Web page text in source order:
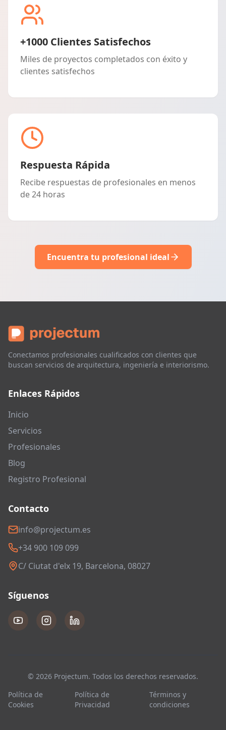
+1000 Clientes Satisfechos
Miles de proyectos completados con éxito y
clientes satisfechos
Respuesta Rápida
Recibe respuestas de profesionales en menos
de 24 horas
Encuentra tu profesional ideal
Conectamos profesionales cualificados con clientes que
buscan servicios de arquitectura, ingeniería e interiorismo.
Enlaces Rápidos
Inicio
Servicios
Profesionales
Blog
Registro Profesional
Contacto
info@projectum.es
+34 900 109 099
C/ Ciutat d'elx 19, Barcelona, 08027
Síguenos
© 2026 Projectum. Todos los derechos reservados.
Política de
Cookies
Política de
Privacidad
Términos y
condiciones